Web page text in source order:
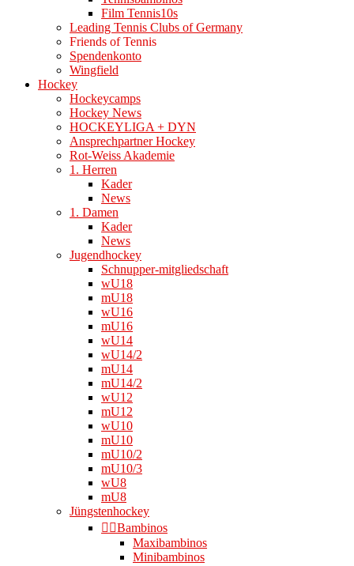
Film Tennis10s
Leading Tennis Clubs of Germany
Friends of Tennis
Spendenkonto
Wingfield
Hockey
Hockeycamps
Hockey News
HOCKEYLIGA + DYN
Ansprechpartner Hockey
Rot-Weiss Akademie
1. Herren
Kader
News
1. Damen
Kader
News
Jugendhockey
Schnupper-mitgliedschaft
wU18
mU18
wU16
mU16
wU14
wU14/2
mU14
mU14/2
wU12
mU12
wU10
mU10
mU10/2
mU10/3
wU8
mU8
Jüngstenhockey
👉🏻Bambinos
Maxibambinos
Minibambinos